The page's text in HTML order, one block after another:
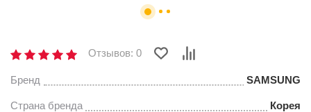
Отзывов: 0
Бренд SAMSUNG
Страна бренда Корея